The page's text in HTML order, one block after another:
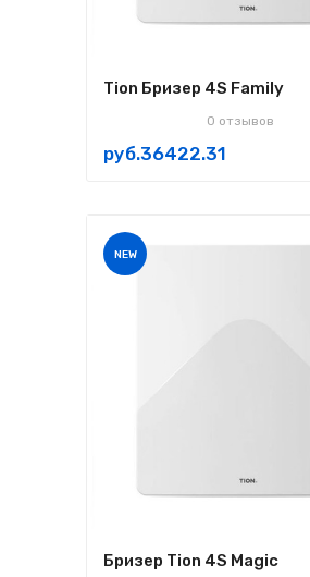
Tion Бризер 4S Family
0 отзывов
руб.36422.31
NEW
Бризер Tion 4S Magic